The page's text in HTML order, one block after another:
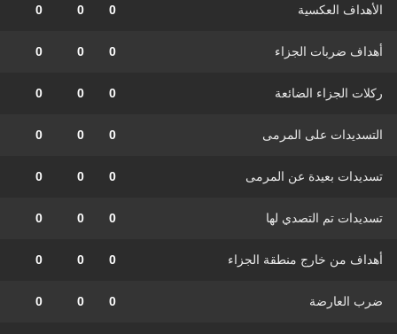
الأهداف العكسية 0
0
0
أهداف ضربات الجزاء 0
0
0
ركلات الجزاء الضائعة 0
0
0
التسديدات على المرمى 0
0
0
تسديدات بعيدة عن المرمى 0
0
0
تسديدات تم التصدي لها 0
0
0
أهداف من خارج منطقة الجزاء 0
0
0
ضرب العارضة 0
0
0